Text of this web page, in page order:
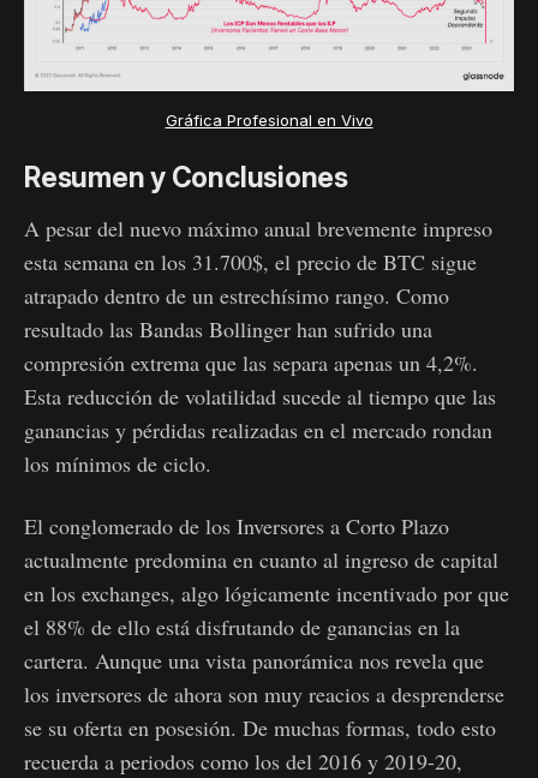
Gráfica Profesional en Vivo
Resumen y Conclusiones
A pesar del nuevo máximo anual brevemente impreso
esta semana en los 31.700$, el precio de BTC sigue
atrapado dentro de un estrechísimo rango. Como
resultado las Bandas Bollinger han sufrido una
compresión extrema que las separa apenas un 4,2%.
Esta reducción de volatilidad sucede al tiempo que las
ganancias y pérdidas realizadas en el mercado rondan
los mínimos de ciclo.
El conglomerado de los Inversores a Corto Plazo
actualmente predomina en cuanto al ingreso de capital
en los exchanges, algo lógicamente incentivado por que
el 88% de ello está disfrutando de ganancias en la
cartera. Aunque una vista panorámica nos revela que
los inversores de ahora son muy reacios a desprenderse
se su oferta en posesión. De muchas formas, todo esto
recuerda a periodos como los del 2016 y 2019-20,